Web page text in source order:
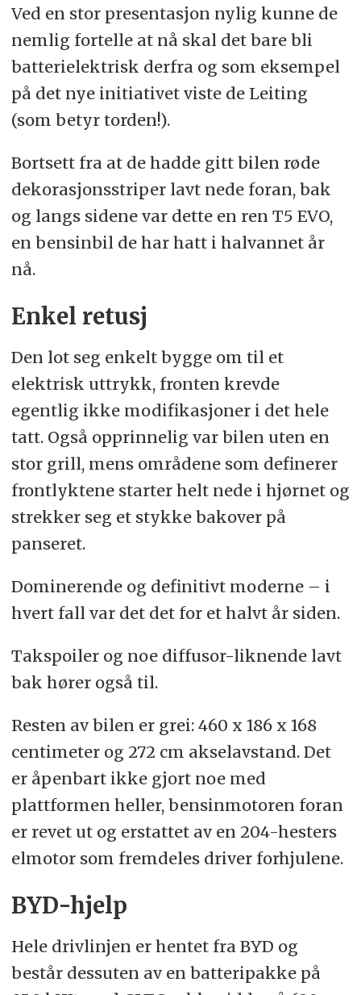
Ved en stor presentasjon nylig kunne de
nemlig fortelle at nå skal det bare bli
batterielektrisk derfra og som eksempel
på det nye initiativet viste de Leiting
(som betyr torden!).
Bortsett fra at de hadde gitt bilen røde
dekorasjonsstriper lavt nede foran, bak
og langs sidene var dette en ren T5 EVO,
en bensinbil de har hatt i halvannet år
nå.
Enkel retusj
Den lot seg enkelt bygge om til et
elektrisk uttrykk, fronten krevde
egentlig ikke modifikasjoner i det hele
tatt. Også opprinnelig var bilen uten en
stor grill, mens områdene som definerer
frontlyktene starter helt nede i hjørnet og
strekker seg et stykke bakover på
panseret.
Dominerende og definitivt moderne – i
hvert fall var det det for et halvt år siden.
Takspoiler og noe diffusor-liknende lavt
bak hører også til.
Resten av bilen er grei: 460 x 186 x 168
centimeter og 272 cm akselavstand. Det
er åpenbart ikke gjort noe med
plattformen heller, bensinmotoren foran
er revet ut og erstattet av en 204-hesters
elmotor som fremdeles driver forhjulene.
BYD-hjelp
Hele drivlinjen er hentet fra BYD og
består dessuten av en batteripakke på